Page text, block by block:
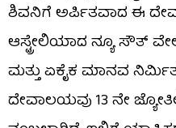
ಶಿವನಿಗೆ ಅರ್ಪಿತವಾದ ಈ
ಆಸ್ಟ್ರೇಲಿಯಾದ ನ್ಯೂ ಸೌತ್
ಮತ್ತು ಏಕೈಕ ಮಾನವ
ದೇವಾಲಯವು 13 ನೇ